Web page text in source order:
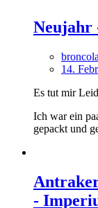
Neujahr
14.
Es tut mir
Ich war ein
gepackt und
-